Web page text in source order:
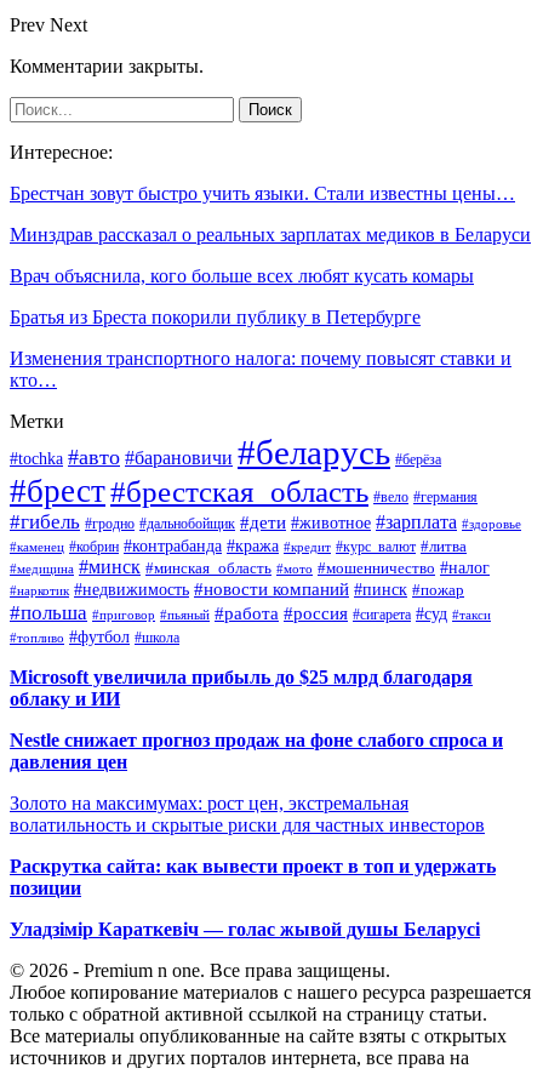
Prev Next
Комментарии закрыты.
Интересное:
Брестчан зовут быстро учить языки. Стали известны цены…
Минздрав рассказал о реальных зарплатах медиков в Беларуси
Врач объяснила, кого больше всех любят кусать комары
Братья из Бреста покорили публику в Петербурге
Изменения транспортного налога: почему повысят ставки и
кто…
Метки
#tochka #авто #барановичи #беларусь #берёза
#брест#брестская_область #вело #германия
#гибель #гродно #дальнобойщик #дети #животное #зарплата #здоровье
#каменец #кобрин #контрабанда #кража #кредит #курс_валют #литва
#медицина #минск #минская_область #мото #мошенничество #налог
#наркотик #недвижимость #новости компаний #пинск #пожар
#польша #приговор #пьяный #работа #россия #сигарета #суд #такси
#топливо #футбол #школа
Microsoft увеличила прибыль до $25 млрд благодаря
облаку и ИИ
Nestle снижает прогноз продаж на фоне слабого спроса и
давления цен
Золото на максимумах: рост цен, экстремальная
волатильность и скрытые риски для частных инвесторов
Раскрутка сайта: как вывести проект в топ и удержать
позиции
Уладзімір Караткевіч — голас жывой душы Беларусі
© 2026 - Premium n one. Все права защищены.
Любое копирование материалов с нашего ресурса разрешается
только с обратной активной ссылкой на страницу статьи.
Все материалы опубликованные на сайте взяты с открытых
источников и других порталов интернета, все права на